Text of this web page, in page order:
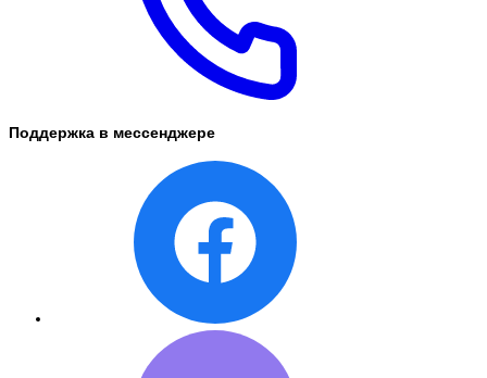
Поддержка в мессенджере